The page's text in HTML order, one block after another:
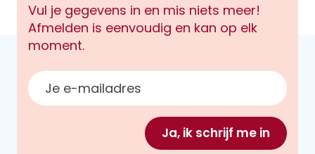
Vul je gegevens in en mis niets meer!
Afmelden is eenvoudig en kan op elk
moment.
E-mailadres
Ja, ik schrijf me in